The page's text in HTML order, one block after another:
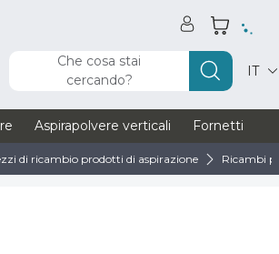
Che cosa stai
cercando?
IT
Aspirapolvere verticali Fornetti
di ricambio prodotti di aspirazione Ricambi